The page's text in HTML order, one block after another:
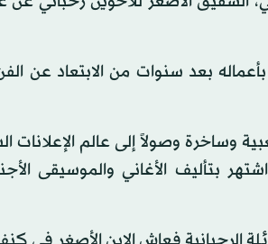
بأعماله بعد سنوات من الابتعاد عن
وصولاً إلى عالم الإعلانات
بتأليف الأغاني والموسيقى